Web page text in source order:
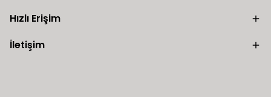
Hızlı Erişim
İletişim